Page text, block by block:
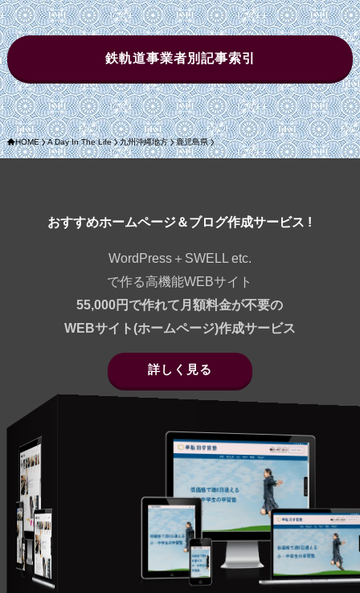
鉄軌道事業者別記事索引
HOME A Day In The Life 九州沖縄地方 鹿児島県
おすすめホームページ＆ブログ作成サービス !
WordPress＋SWELL etc.
で作る高機能WEBサイト
55,000円で作れて月額料金が不要の
WEBサイト(ホームページ)作成サービス
詳しく見る